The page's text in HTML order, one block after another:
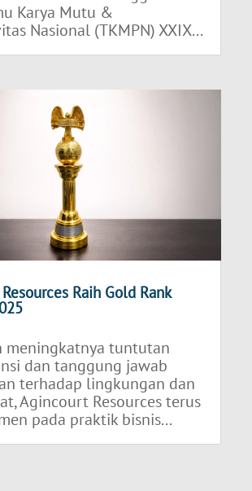
Karya Mutu &
Nasional (TKMPN) XXIX...
Raih Gold Rank
meningkatnya tuntutan
dan tanggung jawab
terhadap lingkungan dan
Agincourt Resources terus
pada praktik bisnis...